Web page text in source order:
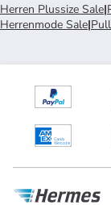
Herren Plussize Sale|
Herrenmode Sale|